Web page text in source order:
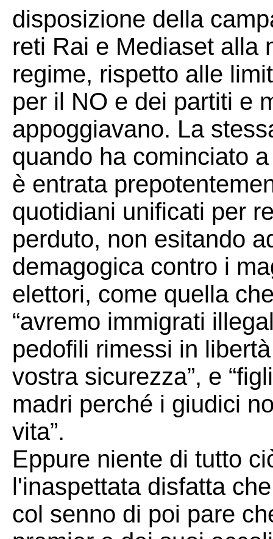
disposizione della
reti Rai e Mediaset alla
regime, rispetto alle
per il NO e dei partiti e
appoggiavano. La
quando ha cominciato
è entrata
quotidiani unificati per
perduto, non esitando
demagogica contro i
elettori, come quella
“avremo immigrati
pedofili rimessi in
vostra sicurezza”, e
madri perché i giudici
vita”.
Eppure niente di tutto
l'inaspettata disfatta
col senno di poi pare